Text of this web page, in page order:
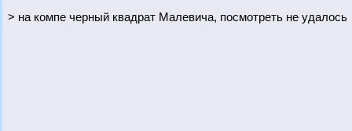
> на компе черный квадрат Малевича, посмотреть не удалось